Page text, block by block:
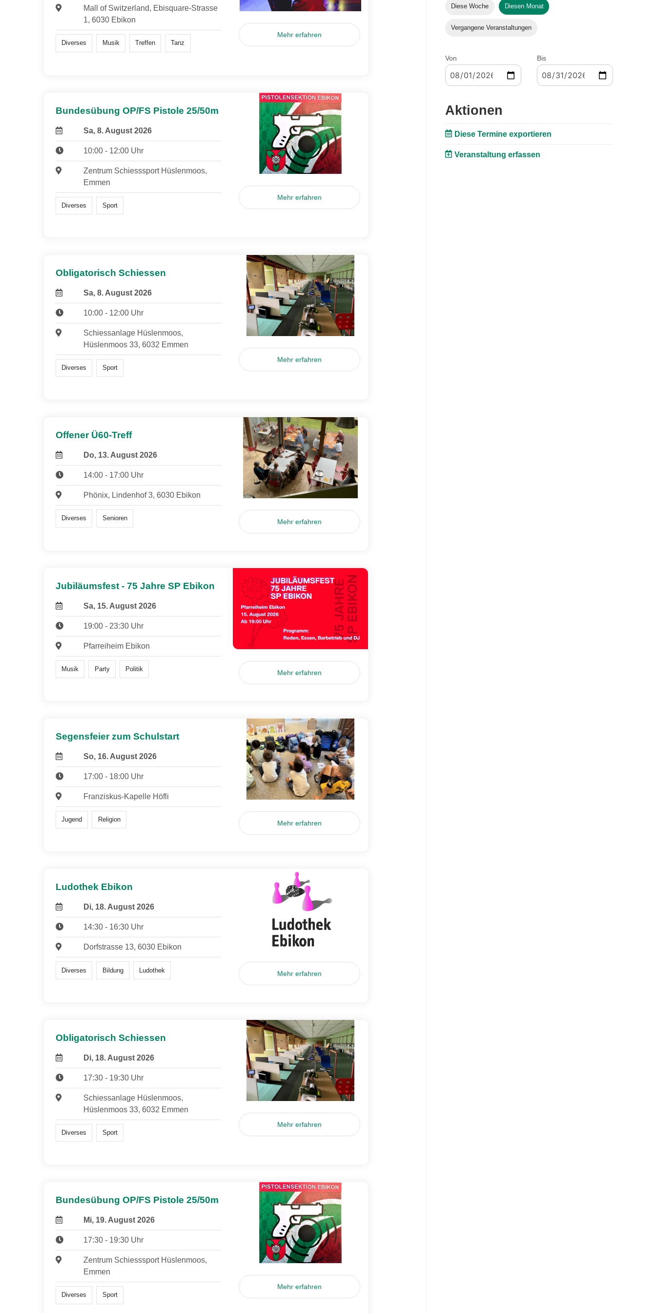
Mall of Switzerland, Ebisquare-Strasse
1, 6030 Ebikon
Diverses Musik Treffen Tanz
Mehr erfahren
Bundesübung OP/FS Pistole 25/50m
Sa, 8. August 2026
10:00 - 12:00 Uhr
Zentrum Schiesssport Hüslenmoos,
Emmen
Diverses Sport
Mehr erfahren
Obligatorisch Schiessen
Sa, 8. August 2026
10:00 - 12:00 Uhr
Schiessanlage Hüslenmoos,
Hüslenmoos 33, 6032 Emmen
Diverses Sport
Mehr erfahren
Offener Ü60-Treff
Do, 13. August 2026
14:00 - 17:00 Uhr
Phönix, Lindenhof 3, 6030 Ebikon
Diverses Senioren Mehr erfahren
Jubiläumsfest - 75 Jahre SP Ebikon
Sa, 15. August 2026
19:00 - 23:30 Uhr
Pfarreiheim Ebikon
Musik Party Politik Mehr erfahren
Segensfeier zum Schulstart
So, 16. August 2026
17:00 - 18:00 Uhr
Franziskus-Kapelle Höfli
Jugend Religion Mehr erfahren
Ludothek Ebikon
Di, 18. August 2026
14:30 - 16:30 Uhr
Dorfstrasse 13, 6030 Ebikon
Diverses Bildung Ludothek Mehr erfahren
Obligatorisch Schiessen
Di, 18. August 2026
17:30 - 19:30 Uhr
Schiessanlage Hüslenmoos,
Hüslenmoos 33, 6032 Emmen
Diverses Sport
Mehr erfahren
Bundesübung OP/FS Pistole 25/50m
Mi, 19. August 2026
17:30 - 19:30 Uhr
Zentrum Schiesssport Hüslenmoos,
Emmen
Diverses Sport
Mehr erfahren
Diese Woche Diesen Monat
Vergangene Veranstaltungen
Von Bis
Aktionen
Diese Termine exportieren
Veranstaltung erfassen